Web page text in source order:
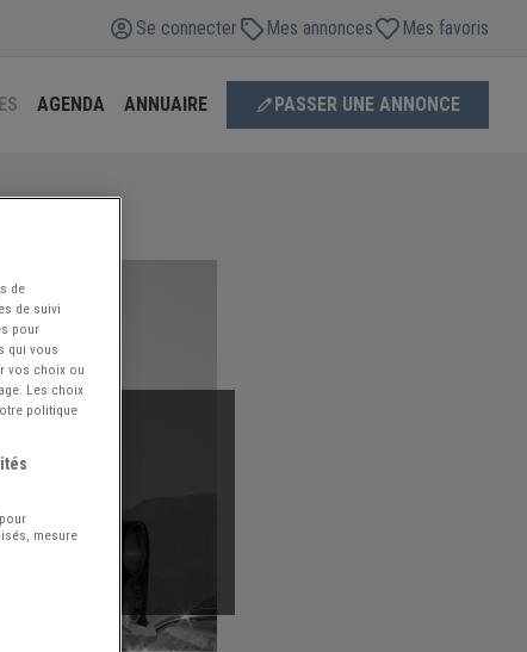
Se connecter Mes annonces Mes favoris
AGENDA ANNUAIRE PASSER UNE ANNONCE
de
de suivi
pour
qui vous
vos choix ou
Les choix
politique
mesure